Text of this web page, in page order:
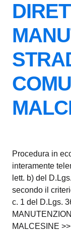
Procedura in
interamente
lett. b) del
secondo il
c. 1 del D.Lgs.
MALCESINE